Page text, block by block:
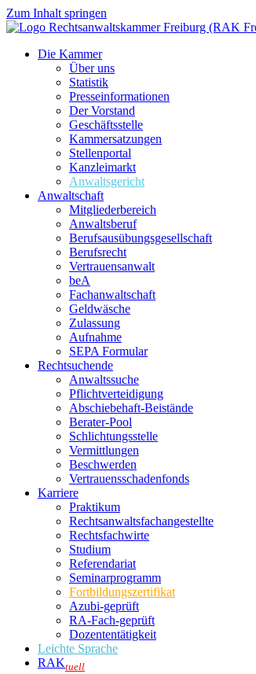
Zum Inhalt springen
Die Kammer
Über uns
Statistik
Presseinformationen
Der Vorstand
Geschäftsstelle
Kammersatzungen
Stellenportal
Kanzleimarkt
Anwaltsgericht
Anwaltschaft
Mitgliederbereich
Anwaltsberuf
Berufsausübungs­gesellschaft
Berufsrecht
Vertrauensanwalt
beA
Fachanwaltschaft
Geldwäsche
Zulassung
Aufnahme
SEPA Formular
Rechtsuchende
Anwaltssuche
Pflichtverteidigung
Abschiebehaft-Beistände
Berater-Pool
Schlichtungsstelle
Vermittlungen
Beschwerden
Vertrauensschadenfonds
Karriere
Praktikum
Rechtsanwalts­fachangestellte
Rechtsfachwirte
Studium
Referendariat
Seminarprogramm
Fortbildungszertifikat
Azubi-geprüft
RA-Fach-geprüft
Dozententätigkeit
Leichte Sprache
RAKtuell